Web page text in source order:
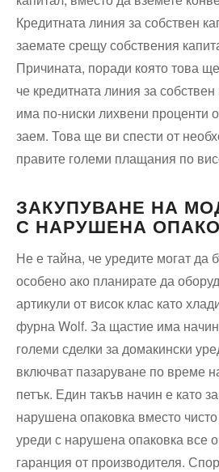
Кредитната линия за собствен
заемате срещу собствения
Причината, поради която това
че кредитната линия за
има по-ниски лихвени проценти
заем. Това ще ви спести от
правите големи плащания по
ЗАКУПУВАНЕ НА
С НАРУШЕНА
Не е тайна, че уредите могат да
особено ако планирате да
артикули от висок клас като
фурна Wolf. За щастие има
големи сделки за домакински
включват пазаруване по време
петък. Един такъв начин е като
нарушена опаковка вместо
уреди с нарушена опаковка все
гаранция от производителя.